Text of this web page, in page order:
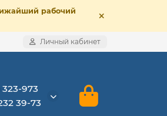
рабочий
Личный кабинет
323-973
39-73